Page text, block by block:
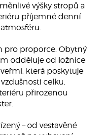
výšky stropů a
příjemné denní
pro proporce. Obytný
odděluje od ložnice
která poskytuje
celku.
přirozenou
– od vestavěné